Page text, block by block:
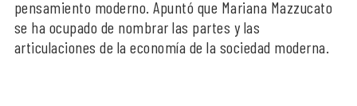
pensamiento moderno. Apuntó que Mariana Mazzucato
se ha ocupado de nombrar las partes y las
articulaciones de la economía de la sociedad moderna.